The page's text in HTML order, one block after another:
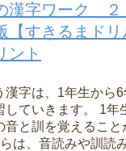
漢字ワーク ２
【すきるまド
ント
漢字は、1年生から
していきます。 1年
音と訓を覚えること
は、音読みや訓読